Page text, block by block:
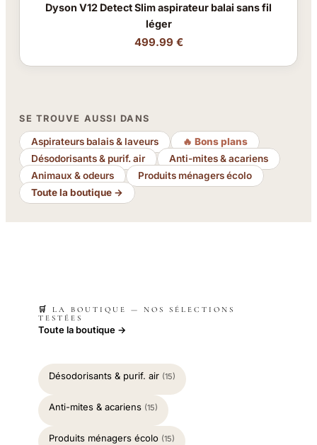
Dyson V12 Detect Slim aspirateur balai sans fil
léger
499.99 €
SE TROUVE AUSSI DANS
Aspirateurs balais & laveurs
🔥 Bons plans
Désodorisants & purif. air
Anti-mites & acariens
Animaux & odeurs
Produits ménagers écolo
Toute la boutique →
🛒 LA BOUTIQUE — NOS SÉLECTIONS
TESTÉES
Toute la boutique →
Désodorisants & purif. air (15)
Anti-mites & acariens (15)
Produits ménagers écolo (15)